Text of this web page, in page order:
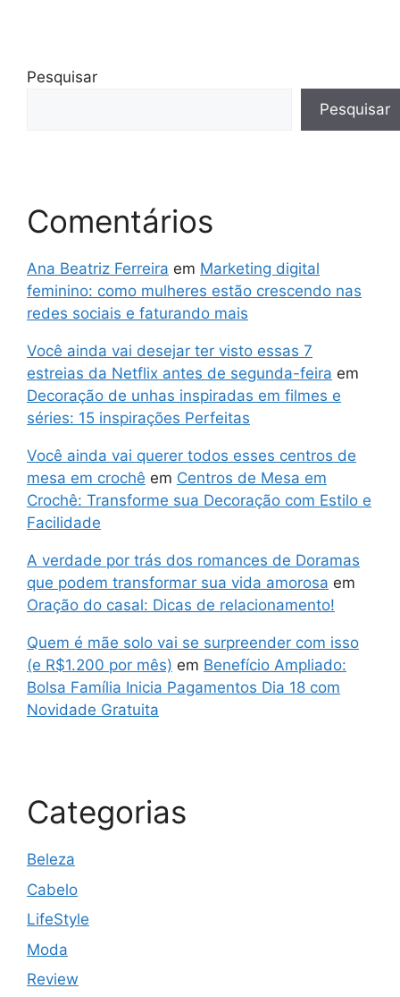
Pesquisar
Pesquisar
Comentários
Ana Beatriz Ferreira em Marketing digital
feminino: como mulheres estão crescendo nas
redes sociais e faturando mais
Você ainda vai desejar ter visto essas 7
estreias da Netflix antes de segunda-feira em
Decoração de unhas inspiradas em filmes e
séries: 15 inspirações Perfeitas
Você ainda vai querer todos esses centros de
mesa em crochê em Centros de Mesa em
Crochê: Transforme sua Decoração com Estilo e
Facilidade
A verdade por trás dos romances de Doramas
que podem transformar sua vida amorosa em
Oração do casal: Dicas de relacionamento!
Quem é mãe solo vai se surpreender com isso
(e R$1.200 por mês) em Benefício Ampliado:
Bolsa Família Inicia Pagamentos Dia 18 com
Novidade Gratuita
Categorias
Beleza
Cabelo
LifeStyle
Moda
Review